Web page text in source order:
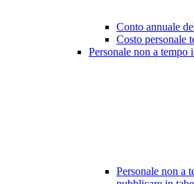
Conto annuale
Costo personale
Personale non a tempo
Personale non a